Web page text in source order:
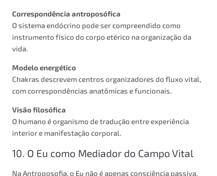
Correspondência antroposófica
O sistema endócrino pode ser compreendido como
instrumento físico do corpo etérico na organização da
vida.
Modelo energético
Chakras descrevem centros organizadores do fluxo vital,
com correspondências anatômicas e funcionais.
Visão filosófica
O humano é organismo de tradução entre experiência
interior e manifestação corporal.
10. O Eu como Mediador do Campo Vital
Na Antroposofia, o Eu não é apenas consciência passiva.